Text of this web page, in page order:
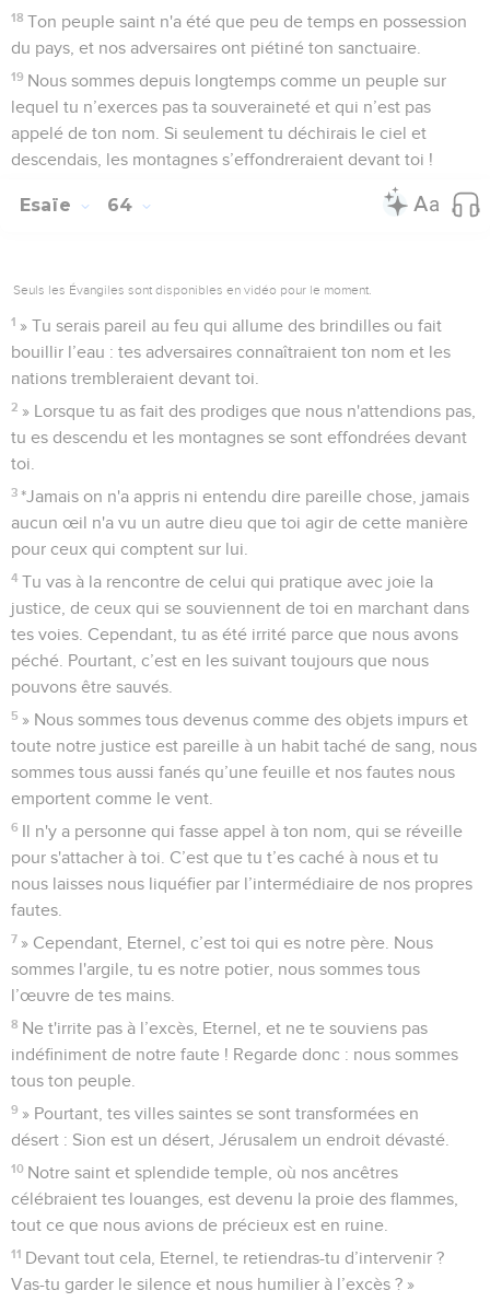
18 Ton peuple saint n'a été que peu de temps en possession
du pays, et nos adversaires ont piétiné ton sanctuaire.
19 Nous sommes depuis longtemps comme un peuple sur
lequel tu n’exerces pas ta souveraineté et qui n’est pas
appelé de ton nom. Si seulement tu déchirais le ciel et
descendais, les montagnes s’effondreraient devant toi !
Esaïe 64
Seuls les Évangiles sont disponibles en vidéo pour le moment.
1 » Tu serais pareil au feu qui allume des brindilles ou fait
bouillir l’eau : tes adversaires connaîtraient ton nom et les
nations trembleraient devant toi.
2 » Lorsque tu as fait des prodiges que nous n'attendions pas,
tu es descendu et les montagnes se sont effondrées devant
toi.
3 *Jamais on n'a appris ni entendu dire pareille chose, jamais
aucun œil n'a vu un autre dieu que toi agir de cette manière
pour ceux qui comptent sur lui.
4 Tu vas à la rencontre de celui qui pratique avec joie la
justice, de ceux qui se souviennent de toi en marchant dans
tes voies. Cependant, tu as été irrité parce que nous avons
péché. Pourtant, c’est en les suivant toujours que nous
pouvons être sauvés.
5 » Nous sommes tous devenus comme des objets impurs et
toute notre justice est pareille à un habit taché de sang, nous
sommes tous aussi fanés qu’une feuille et nos fautes nous
emportent comme le vent.
6 Il n'y a personne qui fasse appel à ton nom, qui se réveille
pour s'attacher à toi. C’est que tu t’es caché à nous et tu
nous laisses nous liquéfier par l’intermédiaire de nos propres
fautes.
7 » Cependant, Eternel, c’est toi qui es notre père. Nous
sommes l'argile, tu es notre potier, nous sommes tous
l’œuvre de tes mains.
8 Ne t'irrite pas à l’excès, Eternel, et ne te souviens pas
indéfiniment de notre faute ! Regarde donc : nous sommes
tous ton peuple.
9 » Pourtant, tes villes saintes se sont transformées en
désert : Sion est un désert, Jérusalem un endroit dévasté.
10 Notre saint et splendide temple, où nos ancêtres
célébraient tes louanges, est devenu la proie des flammes,
tout ce que nous avions de précieux est en ruine.
11 Devant tout cela, Eternel, te retiendras-tu d’intervenir ?
Vas-tu garder le silence et nous humilier à l’excès ? »